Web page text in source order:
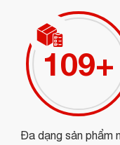
122+
Đa dạng sản phẩm